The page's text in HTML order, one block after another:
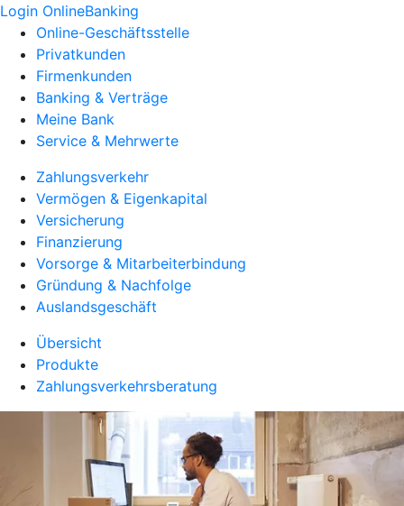
Login OnlineBanking
Online-Geschäftsstelle
Privatkunden
Firmenkunden
Banking & Verträge
Meine Bank
Service & Mehrwerte
Zahlungsverkehr
Vermögen & Eigenkapital
Versicherung
Finanzierung
Vorsorge & Mitarbeiterbindung
Gründung & Nachfolge
Auslandsgeschäft
Übersicht
Produkte
Zahlungsverkehrsberatung